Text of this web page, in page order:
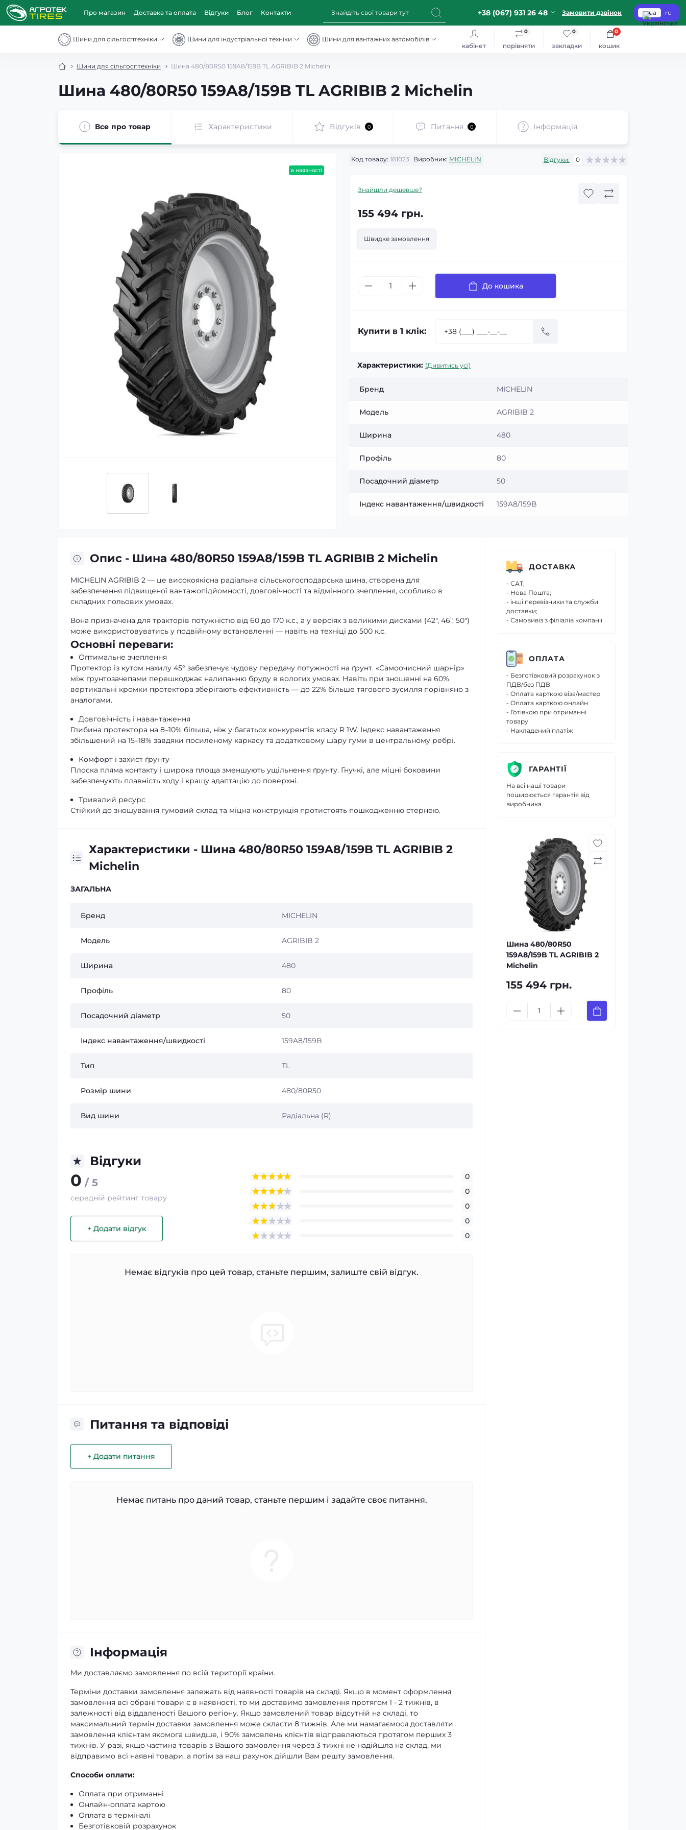
Про магазин Доставка та оплата Відгуки Блог Контакти +38 (067) 931 26 48 Замовити дзвінок ua ru
Шини для сільгосптехніки Шини для індустріальної техніки
Шини для вантажних автомобілів
кабінет
порівняти
0
закладки
0
кошик
0
Шини для сільгосптехніки Шина 480/80R50 159A8/159B TL AGRIBIB 2 Michelin
Шина 480/80R50 159A8/159B TL AGRIBIB 2 Michelin
Все про товар Характеристики Відгуків 0 Питання 0 Iнформація
в наявності
Код товару: 181023 Виробник: MICHELIN Відгуки: 0
Знайшли дешевше?
155 494 грн.
Швидке замовлення
До кошика
Купити в 1 клік:
Характеристики: (Дивитись усі)
Бренд MICHELIN
Модель AGRIBIB 2
Ширина 480
Профіль 80
Посадочний діаметр 50
Індекс навантаження/швидкості 159A8/159B
Опис - Шина 480/80R50 159A8/159B TL AGRIBIB 2 Michelin
MICHELIN AGRIBIB 2 — це високоякісна радіальна сільськогосподарська шина, створена для
забезпечення підвищеної вантажопідйомності, довговічності та відмінного зчеплення, особливо в
складних польових умовах.
Вона призначена для тракторів потужністю від 60 до 170 к.с., а у версіях з великими дисками (42″, 46″, 50″)
може використовуватись у подвійному встановленні — навіть на техніці до 500 к.с.
Основні переваги:
Оптимальне зчеплення
Протектор із кутом нахилу 45° забезпечує чудову передачу потужності на ґрунт. «Самоочисний шарнір»
між ґрунтозачепами перешкоджає налипанню бруду в вологих умовах. Навіть при зношенні на 60%
вертикальні кромки протектора зберігають ефективність — до 22% більше тягового зусилля порівняно з
аналогами.
Довговічність і навантаження
Глибина протектора на 8–10% більша, ніж у багатьох конкурентів класу R 1W. Індекс навантаження
збільшений на 15–18% завдяки посиленому каркасу та додатковому шару гуми в центральному ребрі.
Комфорт і захист ґрунту
Плоска пляма контакту і широка площа зменшують ущільнення ґрунту. Гнучкі, але міцні боковини
забезпечують плавність ходу і кращу адаптацію до поверхні.
Тривалий ресурс
Стійкий до зношування гумовий склад та міцна конструкція протистоять пошкодженню стернею.
Характеристики - Шина 480/80R50 159A8/159B TL AGRIBIB 2
Michelin
ЗАГАЛЬНА
Бренд MICHELIN
Модель AGRIBIB 2
Ширина 480
Профіль 80
Посадочний діаметр 50
Індекс навантаження/швидкості 159A8/159B
Тип TL
Розмір шини 480/80R50
Вид шини Радіальна (R)
Відгуки
0 / 5
середній рейтинг товару
+ Додати відгук
0
0
0
0
0
Немає відгуків про цей товар, станьте першим, залиште свій відгук.
Питання та відповіді
+ Додати питання
Немає питань про даний товар, станьте першим і задайте своє питання.
Iнформація
Ми доставляємо замовлення по всій території країни.
Терміни доставки замовлення залежать від наявності товарів на складі. Якщо в момент оформлення
замовлення всі обрані товари є в наявності, то ми доставимо замовлення протягом 1 - 2 тижнів, в
залежності від віддаленості Вашого регіону. Якщо замовлений товар відсутній на складі, то
максимальний термін доставки замовлення може скласти 8 тижнів. Але ми намагаємося доставляти
замовлення клієнтам якомога швидше, і 90% замовлень клієнтів відправляються протягом перших 3
тижнів. У разі, якщо частина товарів з Вашого замовлення через 3 тижні не надійшла на склад, ми
відправимо всі наявні товари, а потім за наш рахунок дійшли Вам решту замовлення.
Способи оплати:
Оплата при отриманні
Онлайн-оплата картою
Оплата в терміналі
Безготівковій розрахунок
ДОСТАВКА
- САТ;
- Нова Пошта;
- інші перевізники та служби
доставки;
- Самовивіз з філіалів компанії
ОПЛАТА
- Безготівковий розрахунок з
ПДВ/без ПДВ
- Оплата карткою віза/мастер
- Оплата карткою онлайн
- Готівкою при отриманні
товару
- Накладений платіж
ГАРАНТІЇ
На всі наші товари
поширюється гарантія від
виробника
Шина 480/80R50
159A8/159B TL AGRIBIB 2
Michelin
155 494 грн.